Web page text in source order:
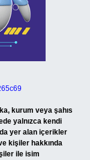
kurum veya şahıs
yalnızca kendi
yer alan içerikler
kişiler hakkında
ile isim